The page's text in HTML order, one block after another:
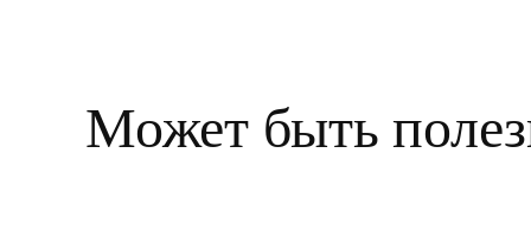
Может быть